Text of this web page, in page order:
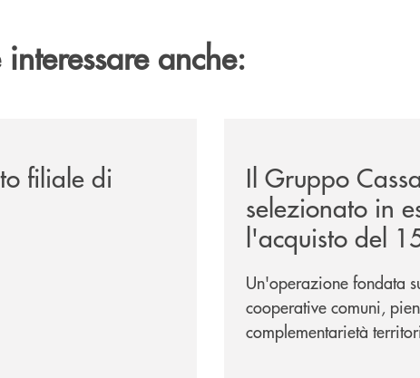
anche:
filiale di
Il Gruppo
selezionato in
l'acquisto del
Cambiano 1884
Un'operazione fondata
cooperative comuni,
complementarietà